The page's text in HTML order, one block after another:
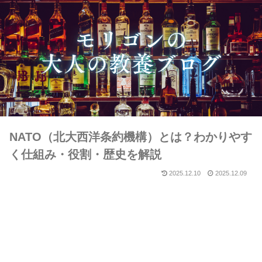
NATO（北大西洋条約機構）とは？わかりやす
く仕組み・役割・歴史を解説
2025.12.10 2025.12.09